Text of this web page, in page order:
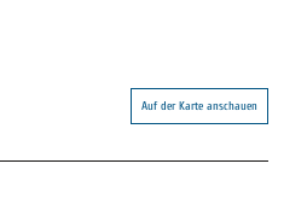
Auf der Karte anschauen